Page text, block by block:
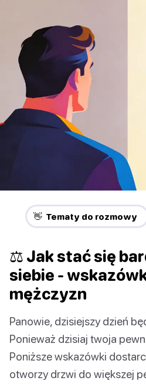
👋 Tematy do rozmowy
⚖ Jak stać się
siebie -
mężczyzn
Panowie, dzisiejszy dzień
Ponieważ dzisiaj twoja
Poniższe wskazówki
otworzy drzwi do większej